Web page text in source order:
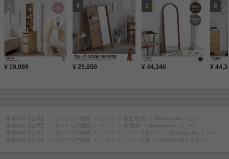
¥ 19,999 ¥ 25,050 ¥ 44,340 ¥
家具350【公式】 インテリア雑貨 ミラー 姿見 収納
Shabby chic ミラー
家具350【公式】
インテリア雑貨 ミラー 鏡 収納
Shabby chic ミラー
家具350【公式】
インテリア雑貨 ミラー ミラー リビング
Shabby chic ミラー
家具350【公式】
インテリア雑貨 ミラー ミラー 人気 Shabby chic ミラー